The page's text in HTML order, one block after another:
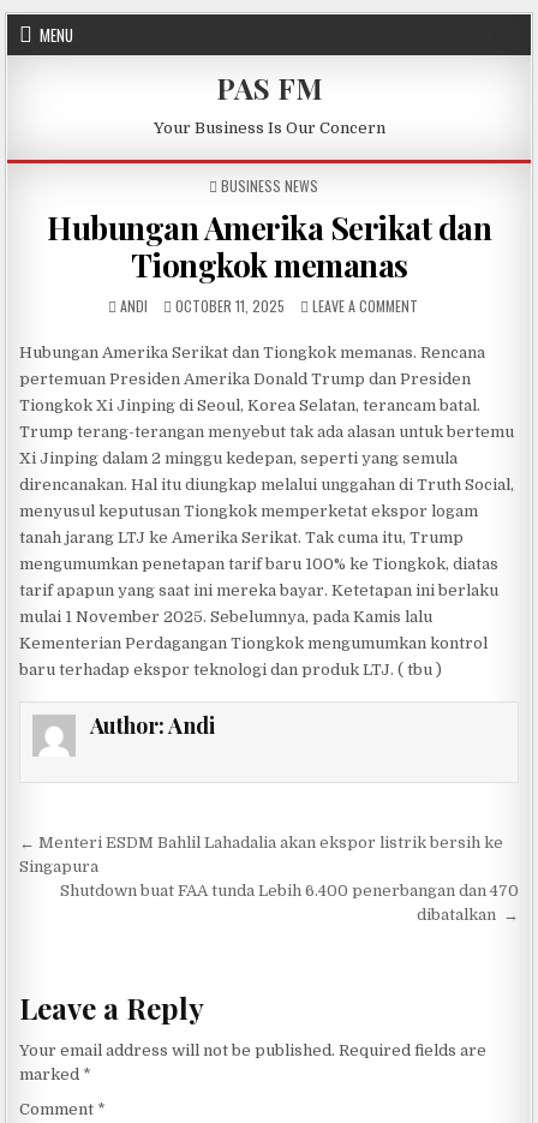
Skip to content
MENU
PAS FM
Your Business Is Our Concern
POSTED IN
BUSINESS NEWS
Hubungan Amerika Serikat dan
Tiongkok memanas
AUTHOR:
ANDI PUBLISHED DATE:
OCTOBER 11, 2025 LEAVE A COMMENT
Hubungan Amerika Serikat dan Tiongkok memanas. Rencana
pertemuan Presiden Amerika Donald Trump dan Presiden
Tiongkok Xi Jinping di Seoul, Korea Selatan, terancam batal.
Trump terang-terangan menyebut tak ada alasan untuk bertemu
Xi Jinping dalam 2 minggu kedepan, seperti yang semula
direncanakan. Hal itu diungkap melalui unggahan di Truth Social,
menyusul keputusan Tiongkok memperketat ekspor logam
tanah jarang LTJ ke Amerika Serikat. Tak cuma itu, Trump
mengumumkan penetapan tarif baru 100% ke Tiongkok, diatas
tarif apapun yang saat ini mereka bayar. Ketetapan ini berlaku
mulai 1 November 2025. Sebelumnya, pada Kamis lalu
Kementerian Perdagangan Tiongkok mengumumkan kontrol
baru terhadap ekspor teknologi dan produk LTJ. ( tbu )
Author:Andi
Post navigation
← Menteri ESDM Bahlil Lahadalia akan ekspor listrik bersih ke
Singapura
Shutdown buat FAA tunda Lebih 6.400 penerbangan dan 470
dibatalkan →
Leave a Reply
Your email address will not be published. Required fields are
marked *
Comment *